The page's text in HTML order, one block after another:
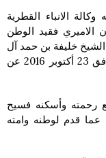
الانباء القطرية
الاميري فقيد الوطن
الشيخ خليفة بن حمد آل
ثاني الذي وافته المنية مساء اليوم الاحد الموافق 23 أكتوبر 2016 عن
رحمته وأسكنه فسيح
عما قدم لوطنه وامته